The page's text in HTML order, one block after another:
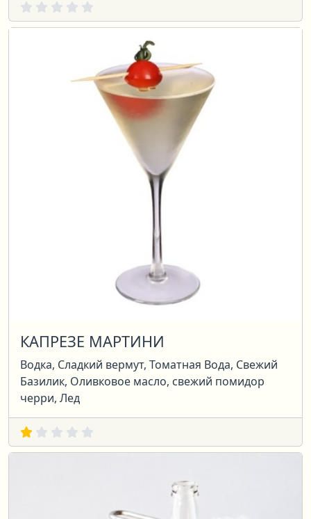
КАПРЕЗЕ МАРТИНИ
Водка, Сладкий вермут, Томатная Вода, Свежий
Базилик, Оливковое масло, свежий помидор
черри, Лед